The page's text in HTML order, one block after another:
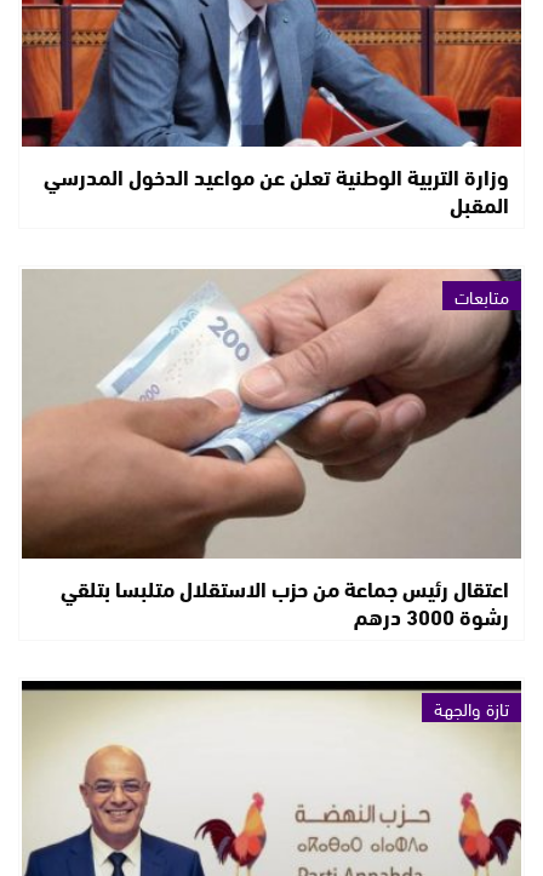
وزارة التربية الوطنية تعلن عن مواعيد الدخول المدرسي
المقبل
متابعات
اعتقال رئيس جماعة من حزب الاستقلال متلبسا بتلقي
رشوة 3000 درهم
تازة والجهة